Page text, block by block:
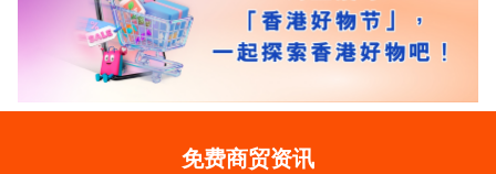
免费商贸资讯